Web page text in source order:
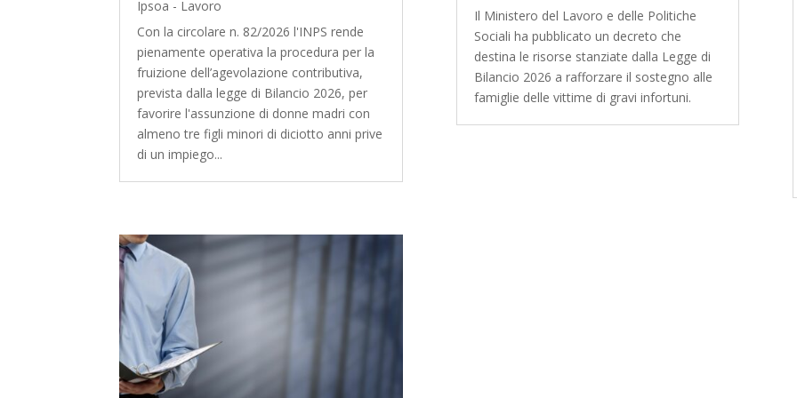
Ipsoa - Lavoro
Con la circolare n. 82/2026 l'INPS rende
pienamente operativa la procedura per la
fruizione dell’agevolazione contributiva,
prevista dalla legge di Bilancio 2026, per
favorire l'assunzione di donne madri con
almeno tre figli minori di diciotto anni prive
di un impiego...
Il Ministero del Lavoro e delle Politiche
Sociali ha pubblicato un decreto che
destina le risorse stanziate dalla Legge di
Bilancio 2026 a rafforzare il sostegno alle
famiglie delle vittime di gravi infortuni.